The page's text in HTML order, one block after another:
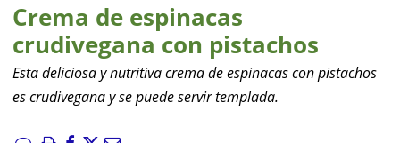
Crema de espinacas
crudivegana con pistachos
Esta deliciosa y nutritiva crema de espinacas con pistachos
es crudivegana y se puede servir templada.